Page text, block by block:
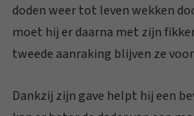
doden weer tot leven wekken
moet hij er daarna met zijn
tweede aanraking blijven ze
Dankzij zijn gave helpt hij een